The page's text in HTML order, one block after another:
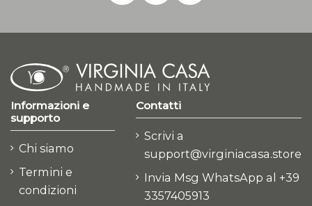
Informazioni e
supporto
Chi siamo
Termini e
condizioni
Contatti
Scrivi a
support@virginiacasa.store
Invia Msg WhatsApp al +39
3357405913